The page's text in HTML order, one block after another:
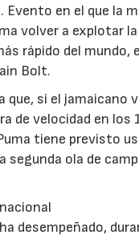
Evento en el que la
volver a explotar
rápido del mundo,
Bolt.
que, si el jamaicano
de velocidad en los
tiene previsto
segunda ola de
desempeñado,